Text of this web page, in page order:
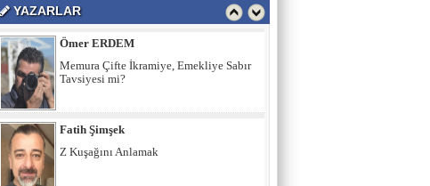
YAZARLARMemura Çifte İkramiye, Emekliye Sabır
Tavsiyesi mi?
Fatih Şimşek
Adnan Can ATAMAN